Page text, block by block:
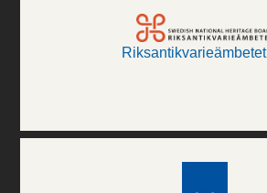
Riksantikvarieämbetet